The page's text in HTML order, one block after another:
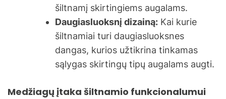
šiltnamį skirtingiems augalams.
Daugiasluoksnį dizainą: Kai kurie
šiltnamiai turi daugiasluoksnes
dangas, kurios užtikrina tinkamas
sąlygas skirtingų tipų augalams augti.
Medžiagų įtaka šiltnamio funkcionalumui